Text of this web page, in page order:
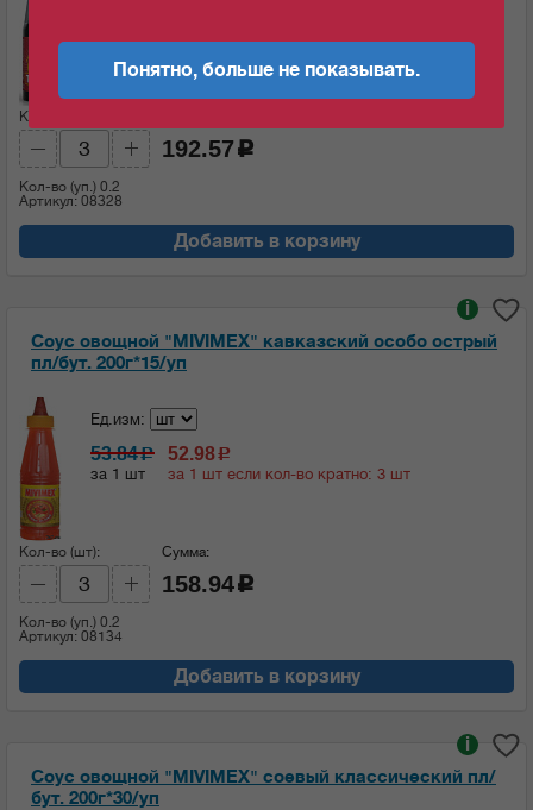
за 1 шт за 1 шт если кол-во кратно: 3 шт
Кол-во (шт):
Кол-во (уп.) 0.2
Артикул: 08328
192.57 c
Добавить в корзину
Соус овощной "MIVIMEX" кавказский особо острый
пл/бут. 200г*15/уп
i
Ед.изм:
53.84c
за 1 шт
52.98c
за 1 шт если кол-во кратно: 3 шт
Кол-во (шт):
Кол-во (уп.) 0.2
Артикул: 08134
Сумма:
158.94 c
Добавить в корзину
Соус овощной "MIVIMEX" соевый классический пл/
бут. 200г*30/уп
i
Понятно, больше не показывать.